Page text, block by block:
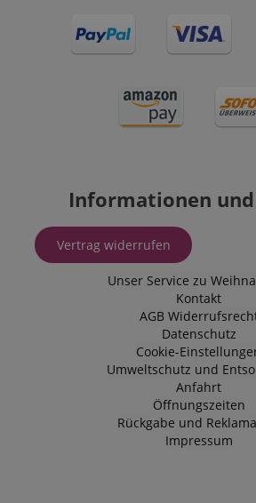
Informationen und
Vertrag widerrufen
Unser Service zu
Kontakt
AGB
Datenschutz
Cookie-
Umweltschutz und
Anfahrt
Öffnungszeiten
Rückgabe und
Impressum